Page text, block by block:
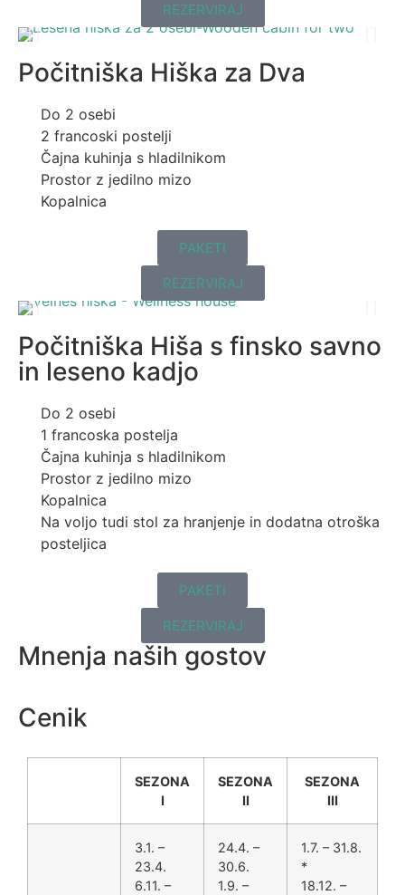
REZERVIRAJ
Počitniška Hiška za Dva
Do 2 osebi
2 francoski postelji
Čajna kuhinja s hladilnikom
Prostor z jedilno mizo
Kopalnica
PAKETI
REZERVIRAJ
Počitniška Hiša s finsko savno
in leseno kadjo
Do 2 osebi
1 francoska postelja
Čajna kuhinja s hladilnikom
Prostor z jedilno mizo
Kopalnica
Na voljo tudi stol za hranjenje in dodatna otroška
posteljica
PAKETI
REZERVIRAJ
Mnenja naših gostov
Cenik
SEZONA
I
SEZONA
II
SEZONA
III
3.1. –
23.4.
6.11. –
24.4. –
30.6.
1.9. –
1.7. – 31.8.
*
18.12. –